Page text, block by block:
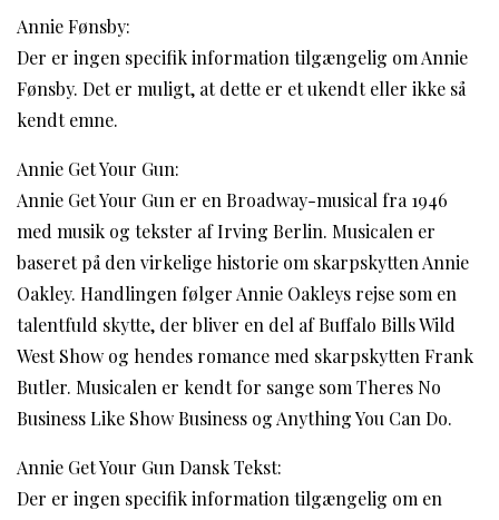
Annie Fønsby:
Der er ingen specifik information tilgængelig om Annie
Fønsby. Det er muligt, at dette er et ukendt eller ikke så
kendt emne.
Annie Get Your Gun:
Annie Get Your Gun er en Broadway-musical fra 1946
med musik og tekster af Irving Berlin. Musicalen er
baseret på den virkelige historie om skarpskytten Annie
Oakley. Handlingen følger Annie Oakleys rejse som en
talentfuld skytte, der bliver en del af Buffalo Bills Wild
West Show og hendes romance med skarpskytten Frank
Butler. Musicalen er kendt for sange som Theres No
Business Like Show Business og Anything You Can Do.
Annie Get Your Gun Dansk Tekst:
Der er ingen specifik information tilgængelig om en